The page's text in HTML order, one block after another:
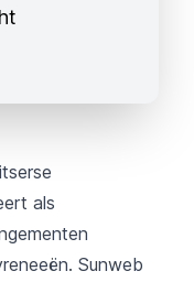
als
Sunweb